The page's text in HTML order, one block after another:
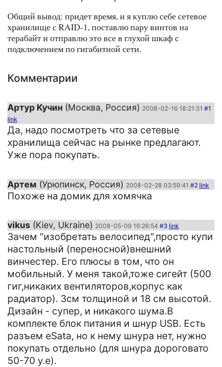
Общий вывод: придет время, и я куплю себе сетевое
хранилище с RAID-1, поставлю пару винтов на
терабайт и отправлю это все в глухой шкаф с
подключением по гигабитной сети.
Комментарии
Артур Кучин (Москва, Россия) 2008-02-16 18:21:31 #1
link
Да, надо посмотреть что за сетевые
хранилища сейчас на рынке предлагают.
Уже пора покупать.
Артем (Урюпинск, Россия) 2008-02-28 03:59:41 #2 link
Похоже на домик для хомячка
vikus (Kiev, Ukraine) 2008-05-09 16:26:54 #3 link
Зачем "изобретать велосипед",просто купи
настольный (переносной)внешний
винчестер. Его плюсы в том, что он
мобильный. У меня такой,тоже сигейт (500
гиг,никаких вентиляторов,корпус как
радиатор). 3см толщиной и 18 см высотой.
Дизайн - супер, и никакого шума.В
комплекте блок питания и шнур USB. Есть
разъем eSata, но к нему шнура нет, нужно
покупать отдельно (для шнура дороговато
50-70 у.е).